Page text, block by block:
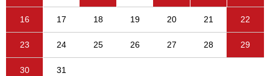
16 17 18 19 20 21 22
23 24 25 26 27 28 29
30 31